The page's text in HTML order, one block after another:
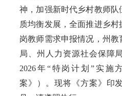
神，加强新时代乡村教师
质均衡发展，全面推进乡
岗教师需求申报情况，州
局、州人力资源社会保障
2026年“特岗计划 ”实施
案》）。现将《方案》印